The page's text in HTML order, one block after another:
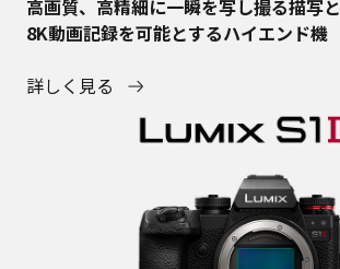
高画質、高精細に一瞬を写し撮る描写と
8K動画記録を可能とするハイエンド機
詳しく見る